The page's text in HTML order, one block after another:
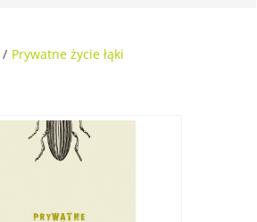
Prywatne życie łąki